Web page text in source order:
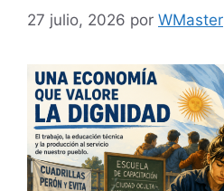
27 julio, 2026 por WMaster